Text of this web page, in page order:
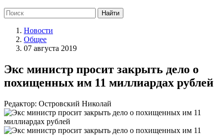
Новости
Общее
07 августа 2019
Экс министр просит закрыть дело о
похищенных им 11 миллиардах рублей
Редактор: Островский Николай